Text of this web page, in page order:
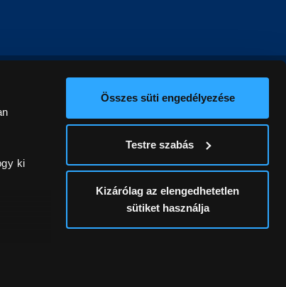
ki
Összes süti engedélyezése
Testre szabás
Kizárólag az elengedhetetlen
sütiket használja